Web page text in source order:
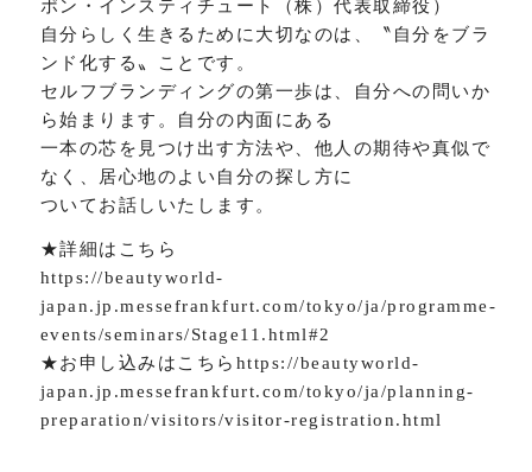
ポン・インスティチュート（株）代表取締役）
自分らしく生きるために大切なのは、〝自分をブラ
ンド化する〟ことです。
セルフブランディングの第一歩は、自分への問いか
ら始まります。自分の内面にある
一本の芯を見つけ出す方法や、他人の期待や真似で
なく、居心地のよい自分の探し方に
ついてお話しいたします。
★詳細はこちら
https://beautyworld-
japan.jp.messefrankfurt.com/tokyo/ja/programme-
events/seminars/Stage11.html#2
★お申し込みはこちらhttps://beautyworld-
japan.jp.messefrankfurt.com/tokyo/ja/planning-
preparation/visitors/visitor-registration.html